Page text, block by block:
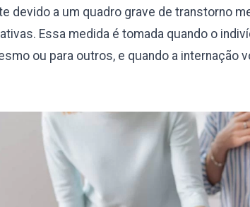
devido a um quadro grave de transtorno
Essa medida é tomada quando o
ou para outros, e quando a internação